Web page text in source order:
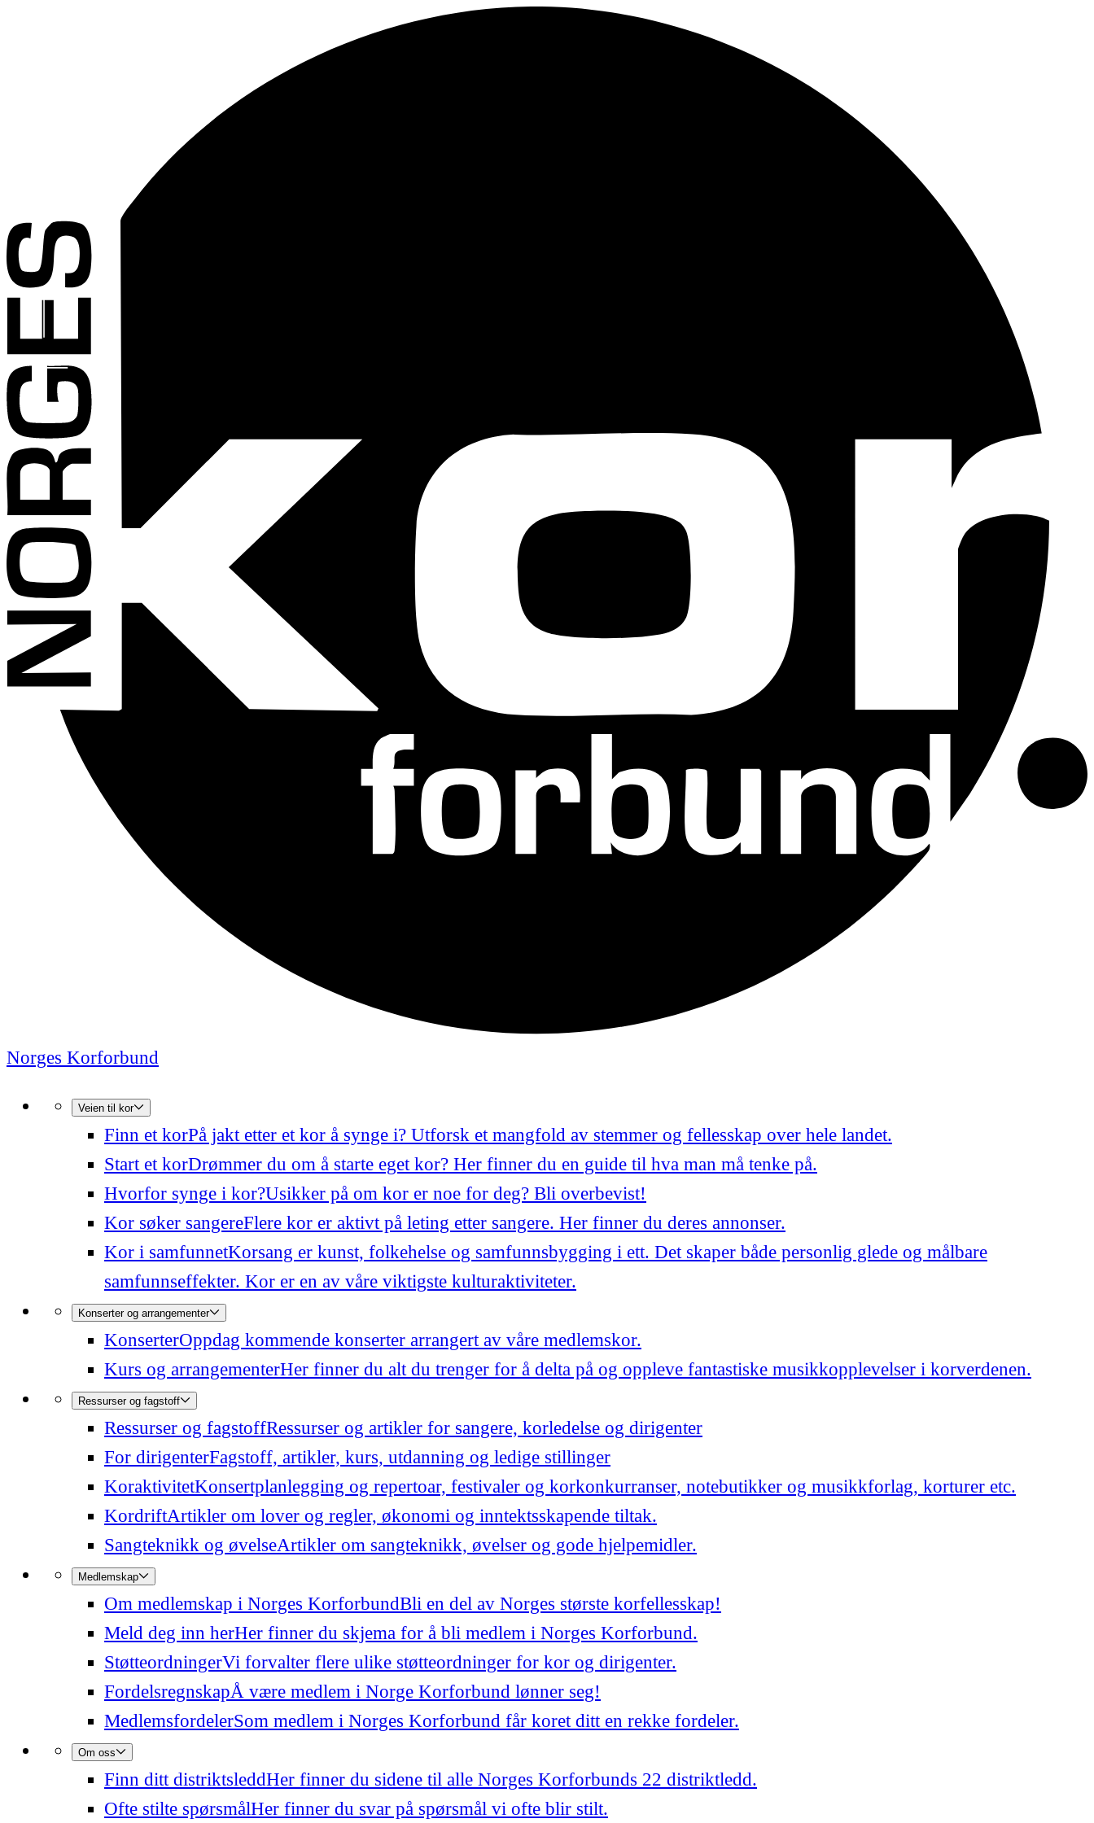
Norges Korforbund
Veien til kor
Finn et korPå jakt etter et kor å synge i? Utforsk et mangfold av stemmer og fellesskap over hele landet.
Start et korDrømmer du om å starte eget kor? Her finner du en guide til hva man må tenke på.
Hvorfor synge i kor?Usikker på om kor er noe for deg? Bli overbevist!
Kor søker sangereFlere kor er aktivt på leting etter sangere. Her finner du deres annonser.
Kor i samfunnetKorsang er kunst, folkehelse og samfunnsbygging i ett. Det skaper både personlig glede og målbare
samfunnseffekter. Kor er en av våre viktigste kulturaktiviteter.
Konserter og arrangementer
KonserterOppdag kommende konserter arrangert av våre medlemskor.
Kurs og arrangementerHer finner du alt du trenger for å delta på og oppleve fantastiske musikkopplevelser i korverdenen.
Ressurser og fagstoff
Ressurser og fagstoffRessurser og artikler for sangere, korledelse og dirigenter
For dirigenterFagstoff, artikler, kurs, utdanning og ledige stillinger
KoraktivitetKonsertplanlegging og repertoar, festivaler og korkonkurranser, notebutikker og musikkforlag, korturer etc.
KordriftArtikler om lover og regler, økonomi og inntektsskapende tiltak.
Sangteknikk og øvelseArtikler om sangteknikk, øvelser og gode hjelpemidler.
Medlemskap
Om medlemskap i Norges KorforbundBli en del av Norges største korfellesskap!
Meld deg inn herHer finner du skjema for å bli medlem i Norges Korforbund.
StøtteordningerVi forvalter flere ulike støtteordninger for kor og dirigenter.
FordelsregnskapÅ være medlem i Norge Korforbund lønner seg!
MedlemsfordelerSom medlem i Norges Korforbund får koret ditt en rekke fordeler.
Om oss
Finn ditt distriktsleddHer finner du sidene til alle Norges Korforbunds 22 distriktledd.
Ofte stilte spørsmålHer finner du svar på spørsmål vi ofte blir stilt.